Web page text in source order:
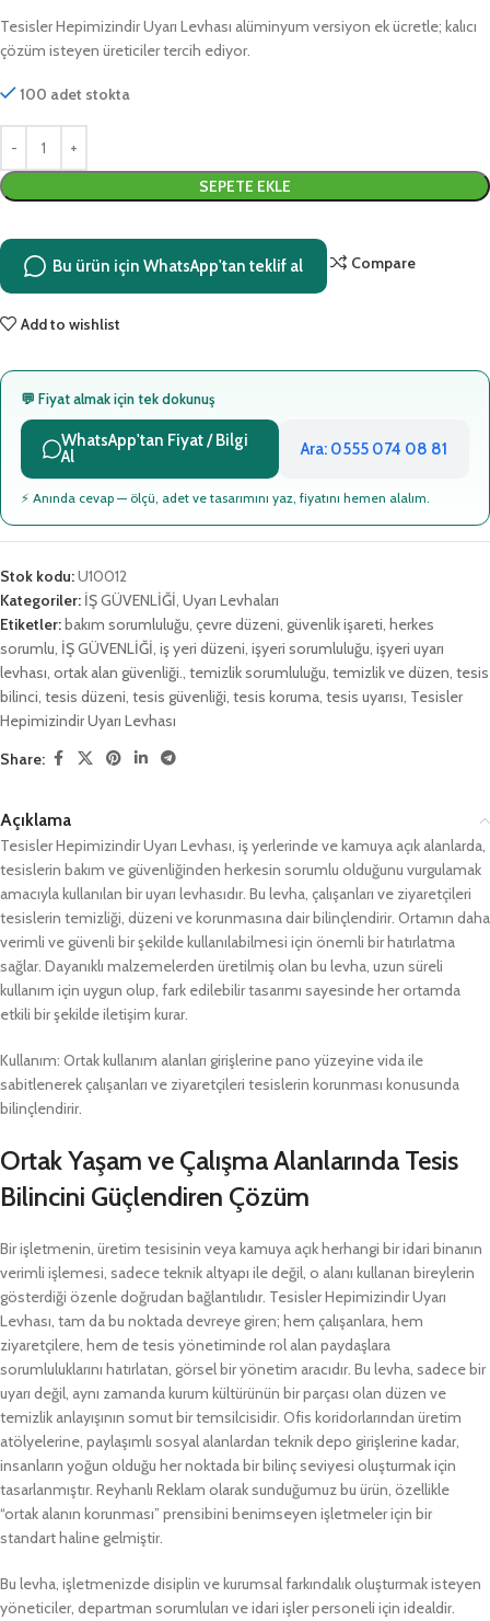
Tesisler Hepimizindir Uyarı Levhası alüminyum versiyon ek ücretle; kalıcı
çözüm isteyen üreticiler tercih ediyor.
100 adet stokta
SEPETE EKLE
Bu ürün için WhatsApp'tan teklif al Compare
Add to wishlist
💬 Fiyat almak için tek dokunuş
WhatsApp'tan Fiyat / Bilgi
Al
Ara: 0555 074 08 81
⚡ Anında cevap — ölçü, adet ve tasarımını yaz, fiyatını hemen alalım.
Stok kodu:U10012
Kategoriler: İŞ GÜVENLİĞİ, Uyarı Levhaları
Etiketler:bakım sorumluluğu, çevre düzeni, güvenlik işareti, herkes
sorumlu, İŞ GÜVENLİĞİ, iş yeri düzeni, işyeri sorumluluğu, işyeri uyarı
levhası, ortak alan güvenliği., temizlik sorumluluğu, temizlik ve düzen, tesis
bilinci, tesis düzeni, tesis güvenliği, tesis koruma, tesis uyarısı, Tesisler
Hepimizindir Uyarı Levhası
Share:
Açıklama
Tesisler Hepimizindir Uyarı Levhası, iş yerlerinde ve kamuya açık alanlarda,
tesislerin bakım ve güvenliğinden herkesin sorumlu olduğunu vurgulamak
amacıyla kullanılan bir uyarı levhasıdır. Bu levha, çalışanları ve ziyaretçileri
tesislerin temizliği, düzeni ve korunmasına dair bilinçlendirir. Ortamın daha
verimli ve güvenli bir şekilde kullanılabilmesi için önemli bir hatırlatma
sağlar. Dayanıklı malzemelerden üretilmiş olan bu levha, uzun süreli
kullanım için uygun olup, fark edilebilir tasarımı sayesinde her ortamda
etkili bir şekilde iletişim kurar.
Kullanım: Ortak kullanım alanları girişlerine pano yüzeyine vida ile
sabitlenerek çalışanları ve ziyaretçileri tesislerin korunması konusunda
bilinçlendirir.
Ortak Yaşam ve Çalışma Alanlarında Tesis
Bilincini Güçlendiren Çözüm
Bir işletmenin, üretim tesisinin veya kamuya açık herhangi bir idari binanın
verimli işlemesi, sadece teknik altyapı ile değil, o alanı kullanan bireylerin
gösterdiği özenle doğrudan bağlantılıdır. Tesisler Hepimizindir Uyarı
Levhası, tam da bu noktada devreye giren; hem çalışanlara, hem
ziyaretçilere, hem de tesis yönetiminde rol alan paydaşlara
sorumluluklarını hatırlatan, görsel bir yönetim aracıdır. Bu levha, sadece bir
uyarı değil, aynı zamanda kurum kültürünün bir parçası olan düzen ve
temizlik anlayışının somut bir temsilcisidir. Ofis koridorlarından üretim
atölyelerine, paylaşımlı sosyal alanlardan teknik depo girişlerine kadar,
insanların yoğun olduğu her noktada bir bilinç seviyesi oluşturmak için
tasarlanmıştır. Reyhanlı Reklam olarak sunduğumuz bu ürün, özellikle
“ortak alanın korunması” prensibini benimseyen işletmeler için bir
standart haline gelmiştir.
Bu levha, işletmenizde disiplin ve kurumsal farkındalık oluşturmak isteyen
yöneticiler, departman sorumluları ve idari işler personeli için idealdir.